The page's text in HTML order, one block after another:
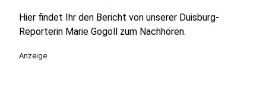
Hier findet Ihr den Bericht von unserer Duisburg-
Reporterin Marie Gogoll zum Nachhören.
Anzeige